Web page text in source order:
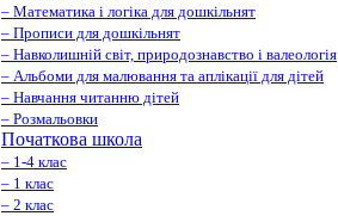
– Математика і логіка для дошкільнят
– Прописи для дошкільнят
– Навколишній світ, природознавство і валеологія
– Альбоми для малювання та аплікації для дітей
– Навчання читанню дітей
– Розмальовки
Початкова школа
– 1-4 клас
– 1 клас
– 2 клас